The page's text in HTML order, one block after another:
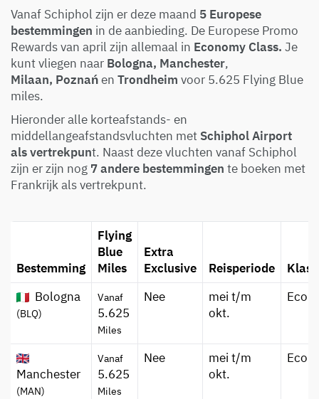
Vanaf Schiphol zijn er deze maand 5 Europese
bestemmingen in de aanbieding. De Europese Promo
Rewards van april zijn allemaal in Economy Class. Je
kunt vliegen naar Bologna, Manchester,
Milaan, Poznańen Trondheim voor 5.625 Flying Blue
miles.
Hieronder alle korteafstands- en
middellangeafstandsvluchten met Schiphol Airport
als vertrekpunt. Naast deze vluchten vanaf Schiphol
zijn er zijn nog 7 andere bestemmingen te boeken met
Frankrijk als vertrekpunt.
Bestemming
Flying
Blue
Miles
Extra
Exclusive
Reisperiode
Bologna
(BLQ)
Vanaf
5.625
Miles
Nee
mei t/m
okt.
Manchester
(MAN)
Vanaf
5.625
Miles
Nee
mei t/m
okt.